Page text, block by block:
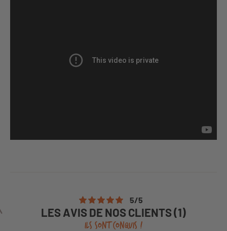
5/5
LES AVIS DE NOS CLIENTS (1)
ILS SONT CONQUIS !